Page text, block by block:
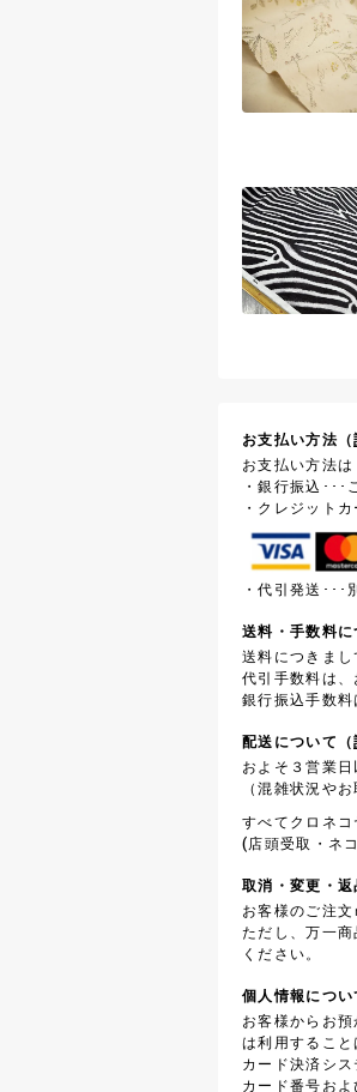
お支払い方法（
お支払い方法
・銀行振込･･･
・クレジット
・代引発送･･
送料・手数料
送料につきま
代引手数料は、
銀行振込手数料
配送について（
およそ３営業日
（混雑状況や
すべてクロネコ
(店頭受取・ネ
取消・変更・返
お客様のご注
ただし、万一
ください。
個人情報につい
お客様からお
は利用すること
カード決済シス
カード番号お